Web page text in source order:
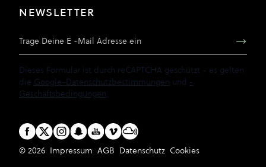
NEWSLETTER
Dieses Formular ist durch reCAPTCHA geschützt - es gelten
die Google-Datenschutzbestimmungen und -
Geschäftsbedingungen.
© 2026 Impressum AGB Datenschutz Cookies